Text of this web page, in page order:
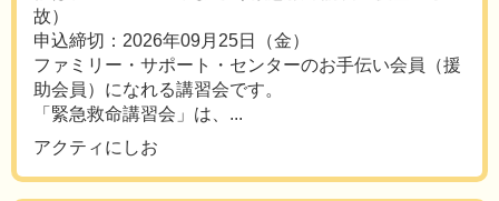
故）
申込締切：2026年09月25日（金）
ファミリー・サポート・センターのお手伝い会員（援
助会員）になれる講習会です。
「緊急救命講習会」は、...
アクティにしお